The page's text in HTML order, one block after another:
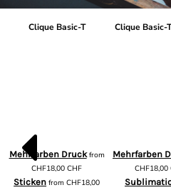
Clique Basic-T
Mehrfarben Druckfrom
CHF18,00CHF
Sticken fromCHF18,00
Clique Basic-
Mehrfarben
CHF18,00